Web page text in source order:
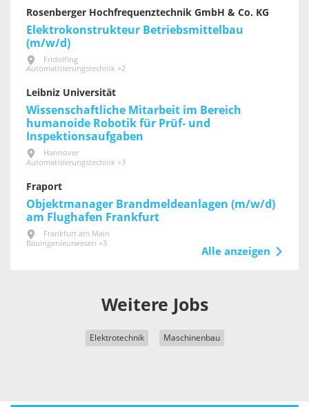
Rosenberger Hochfrequenztechnik GmbH & Co. KG
Elektrokonstrukteur Betriebsmittelbau
(m/w/d)
Fridolfing
Automatisierungstechnik +2
Leibniz Universität
Wissenschaftliche Mitarbeit im Bereich
humanoide Robotik für Prüf- und
Inspektionsaufgaben
Hannover
Automatisierungstechnik +3
Fraport
Objektmanager Brandmeldeanlagen (m/w/d)
am Flughafen Frankfurt
Frankfurt am Main
Bauingenieurwesen +3
Alle anzeigen
Weitere Jobs
Elektrotechnik Maschinenbau